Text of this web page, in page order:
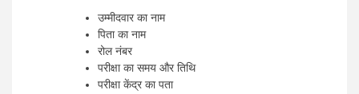
उम्मीदवार का नाम
पिता का नाम
रोल नंबर
परीक्षा का समय और तिथि
परीक्षा केंद्र का पता